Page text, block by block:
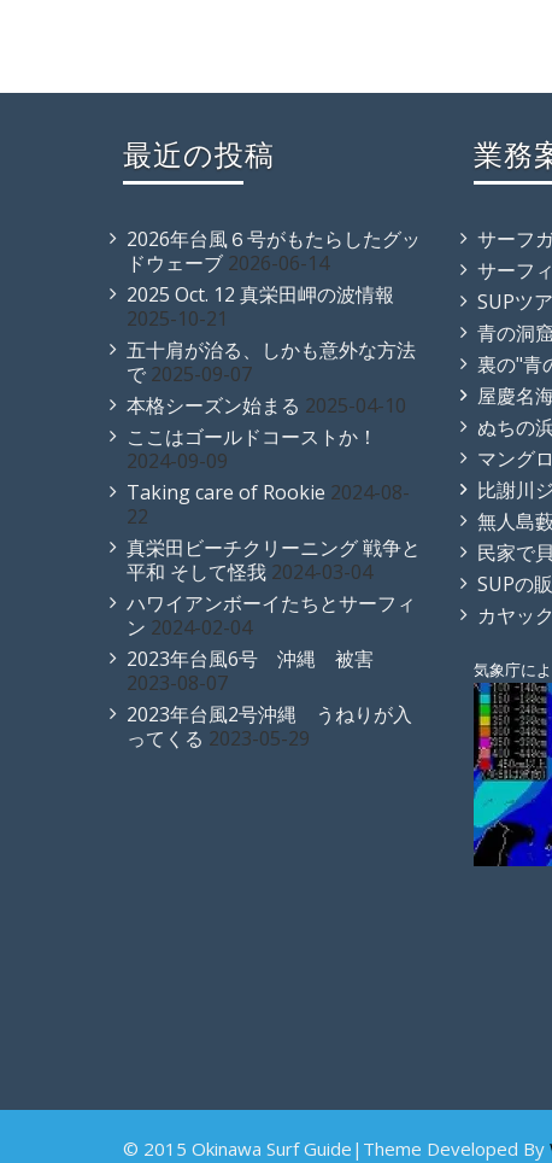
最近の投稿
2026年台風６号がもたらしたグッ
ドウェーブ 2026-06-14
2025 Oct. 12 真栄田岬の波情報
2025-10-21
五十肩が治る、しかも意外な方法
で 2025-09-07
本格シーズン始まる 2025-04-10
ここはゴールドコーストか！
2024-09-09
Taking care of Rookie 2024-08-
22
真栄田ビーチクリーニング 戦争と
平和 そして怪我 2024-03-04
ハワイアンボーイたちとサーフィ
ン 2024-02-04
2023年台風6号 沖縄 被害
2023-08-07
2023年台風2号沖縄 うねりが入
ってくる 2023-05-29
業務
サーフ
サーフ
SUPツ
青の洞
裏の"青
屋慶名
ぬちの
マング
比謝川
無人島
民家で
SUPの
カヤッ
気象庁に
© 2015 Okinawa Surf Guide|Theme Developed By